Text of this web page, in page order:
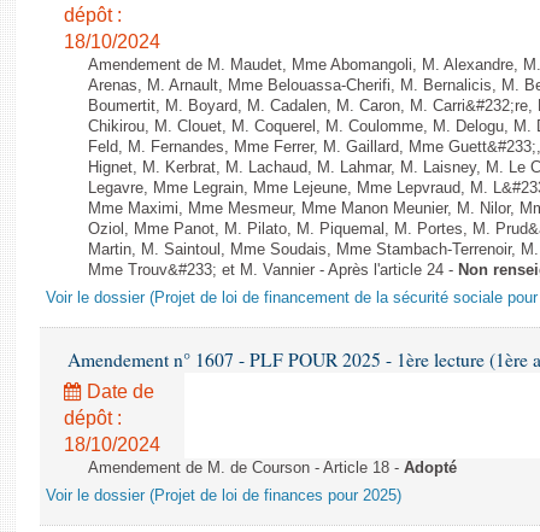
dépôt :
18/10/2024
Amendement de M. Maudet, Mme Abomangoli, M. Alexandre,
Arenas, M. Arnault, Mme Belouassa-Cherifi, M. Bernalicis, M.
Boumertit, M. Boyard, M. Cadalen, M. Caron, M.
Chikirou, M. Clouet, M. Coquerel, M. Coulomme, M. Delogu, M.
Feld, M. Fernandes, Mme Ferrer, M. Gaillard, Mme
Hignet, M. Kerbrat, M. Lachaud, M. Lahmar, M. Laisney, M. Le
Legavre, Mme Legrain, Mme Lejeune, Mme Lepvraud, M.
Mme Maximi, Mme Mesmeur, Mme Manon Meunier, M. Nilor,
Oziol, Mme Panot, M. Pilato, M. Piquemal, M. Portes, M.
Martin, M. Saintoul, Mme Soudais, Mme Stambach-Terrenoir,
Mme Trouv&#233; et M. Vannier - Après l'article 24 - Non
Voir le dossier (Projet de loi de financement de la sécurité sociale pour
Amendement n° 1607 - PLF POUR 2025 - 1ère lecture (1ère
Date de
dépôt :
18/10/2024
Amendement de M. de Courson - Article 18 - Adopté
Voir le dossier (Projet de loi de finances pour 2025)